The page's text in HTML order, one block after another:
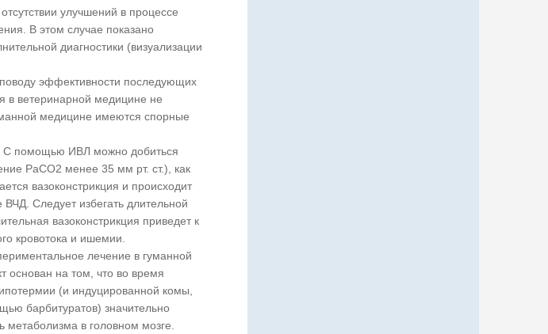
улучшений в процессе
В этом случае показано
диагностики (визуализации
эффективности последующих
в ветеринарной медицине не
медицине имеются спорные
С помощью ИВЛ можно добиться
РаCO2 менее 35 мм рт. ст.), как
вазоконстрикция и происходит
Следует избегать длительной
вазоконстрикция приведет к
кровотока и ишемии.
лечение в гуманной
основан на том, что во время
(и индуцированной комы,
барбитуратов) значительно
метаболизма в головном мозге.